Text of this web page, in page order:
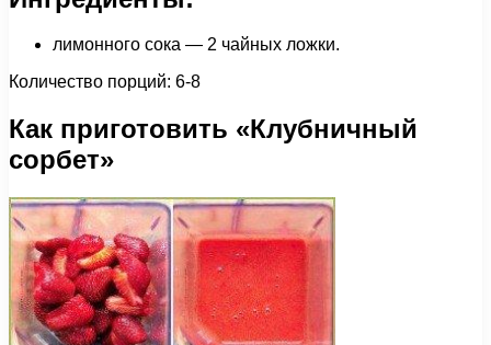
лимонного сока — 2 чайных ложки.
Количество порций: 6-8
Как приготовить «Клубничный
сорбет»